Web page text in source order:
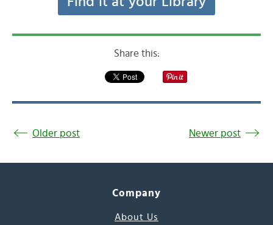
Share this:
Older post Newer post
Company
About Us